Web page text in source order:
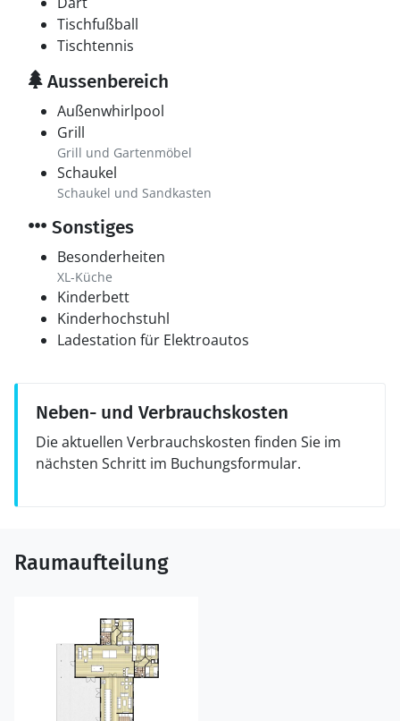
Tischfußball
Tischtennis
Aussenbereich
Außenwhirlpool
Grill
Grill und Gartenmöbel
Schaukel
Schaukel und Sandkasten
Sonstiges
Besonderheiten
XL-Küche
Kinderbett
Kinderhochstuhl
Ladestation für Elektroautos
Neben- und Verbrauchskosten
Die aktuellen Verbrauchskosten finden Sie im
nächsten Schritt im Buchungsformular.
Raumaufteilung